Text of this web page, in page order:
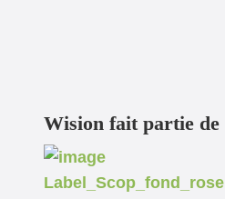
Wision fait partie de